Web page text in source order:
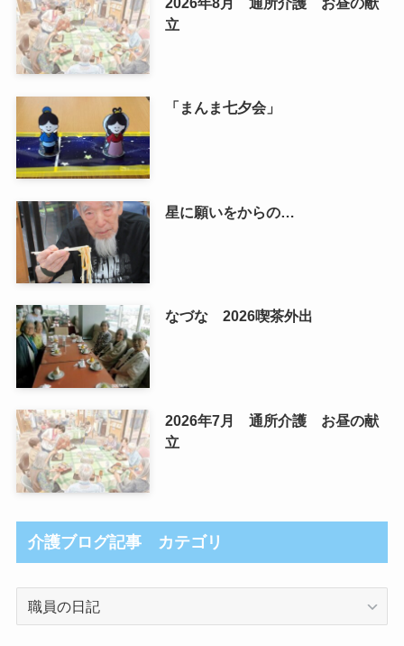
立
「まんま七夕会」
星に願いをからの…
なづな 2026喫茶外出
2026年7月 通所介護 お昼の献
立
介護ブログ記事 カテゴリ
介